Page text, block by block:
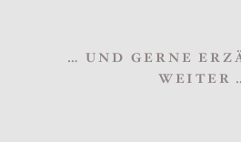
… UND GERNE
WEITER